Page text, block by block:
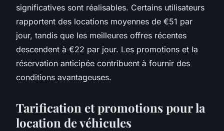
significatives sont réalisables. Certains utilisateurs
rapportent des locations moyennes de €51 par
jour, tandis que les meilleures offres récentes
descendent à €22 par jour. Les promotions et la
réservation anticipée contribuent à fournir des
conditions avantageuses.
Tarification et promotions pour la
location de véhicules